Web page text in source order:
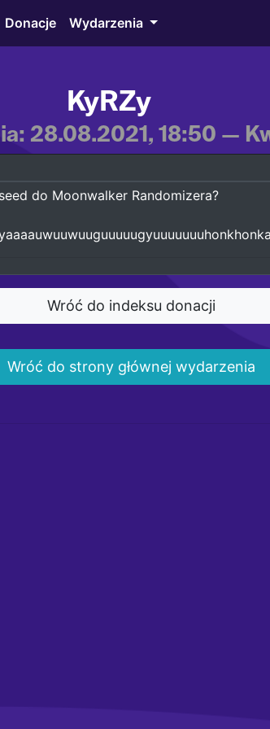
Donacje Wydarzenia
KyRZy
28.08.2021, 18:50 —
do Moonwalker Randomizera?
Wróć do indeksu donacji
Wróć do strony głównej wydarzenia